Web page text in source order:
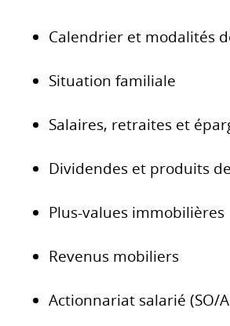
Calendrier et modalités
Situation familiale
Salaires, retraites et
Dividendes et produits
Plus-values immobilières
Revenus mobiliers
Actionnariat salarié (SO/